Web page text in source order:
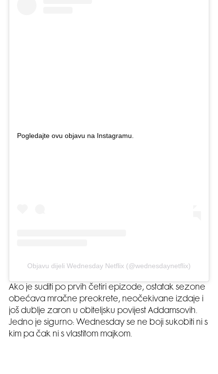
Pogledajte ovu objavu na Instagramu.
Objavu dijeli Wednesday Netflix (@wednesdaynetflix)
Ako je suditi po prvih četiri epizode, ostatak sezone
obećava mračne preokrete, neočekivane izdaje i
još dublje zaron u obiteljsku povijest Addamsovih.
Jedno je sigurno: Wednesday se ne boji sukobiti ni s
kim pa čak ni s vlastitom majkom.